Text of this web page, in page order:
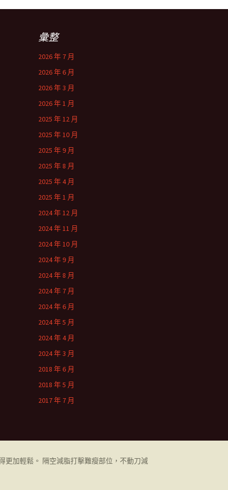
彙整
2026 年 7 月
2026 年 6 月
2026 年 3 月
2026 年 1 月
2025 年 12 月
2025 年 10 月
2025 年 9 月
2025 年 8 月
2025 年 4 月
2025 年 1 月
2024 年 12 月
2024 年 11 月
2024 年 10 月
2024 年 9 月
2024 年 8 月
2024 年 7 月
2024 年 6 月
2024 年 5 月
2024 年 4 月
2024 年 3 月
2018 年 6 月
2018 年 5 月
2017 年 7 月
更加輕鬆。 隔空減脂打擊難瘦部位，不動刀減